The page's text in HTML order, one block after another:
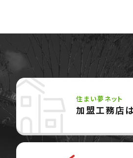
住まい夢ネット
加盟工務店